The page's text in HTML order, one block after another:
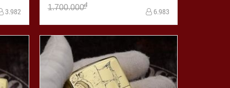
3.982 1.700.000đ
6.983